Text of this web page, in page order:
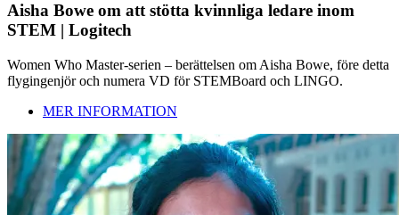
Aisha Bowe om att stötta kvinnliga ledare inom
STEM | Logitech
Women Who Master-serien – berättelsen om Aisha Bowe, före detta
flygingenjör och numera VD för STEMBoard och LINGO.
MER INFORMATION